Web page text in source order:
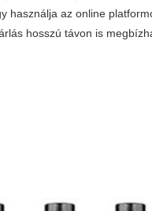
használja az online
hosszú távon is